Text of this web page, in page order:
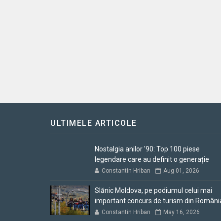
ULTIMELE ARTICOLE
Nostalgia anilor '90: Top 100 piese
legendare care au definit o generație
Constantin Hriban Aug 01, 2026
Slănic Moldova, pe podiumul celui mai
important concurs de turism din
Constantin Hriban May 16, 2026